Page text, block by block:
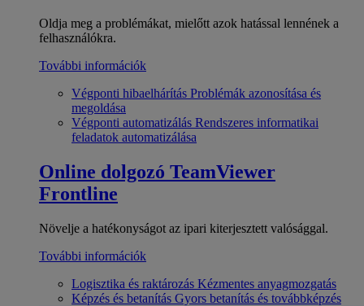
Oldja meg a problémákat, mielőtt azok hatással lennének a
felhasználókra.
További információk
Végponti hibaelhárítás Problémák azonosítása és
megoldása
Végponti automatizálás Rendszeres informatikai
feladatok automatizálása
Online dolgozó TeamViewer
Frontline
Növelje a hatékonyságot az ipari kiterjesztett valósággal.
További információk
Logisztika és raktározás Kézmentes anyagmozgatás
Képzés és betanítás Gyors betanítás és továbbképzés